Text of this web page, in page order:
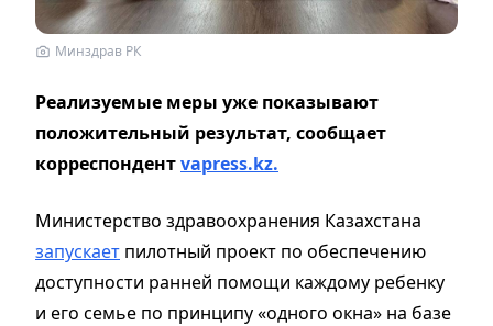
Минздрав РК
Реализуемые меры уже показывают
положительный результат, сообщает
корреспондентvapress.kz.
Министерство здравоохранения Казахстана
запускает пилотный проект по обеспечению
доступности ранней помощи каждому ребенку
и его семье по принципу «одного окна» на базе